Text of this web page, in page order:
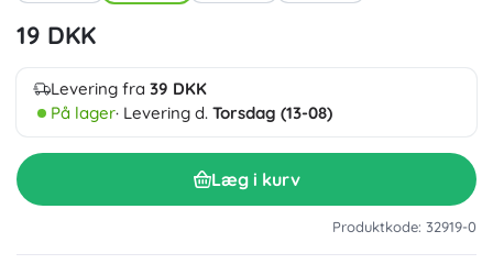
19 DKK
Levering fra 39 DKK
På lager· Levering d. Torsdag (13-08)
Læg i kurv
Produktkode: 32919-0